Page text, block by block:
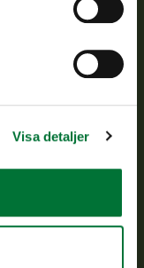
Visa detaljer
att viltpolitiken